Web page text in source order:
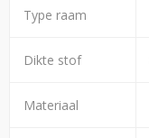
Type raam
Dikte stof
Materiaal